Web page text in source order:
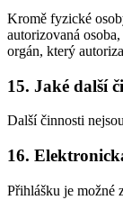
Kromě fyzické
autorizovaná
orgán, který
15. Jaké další
Další činnosti
16.
Přihlášku je možné